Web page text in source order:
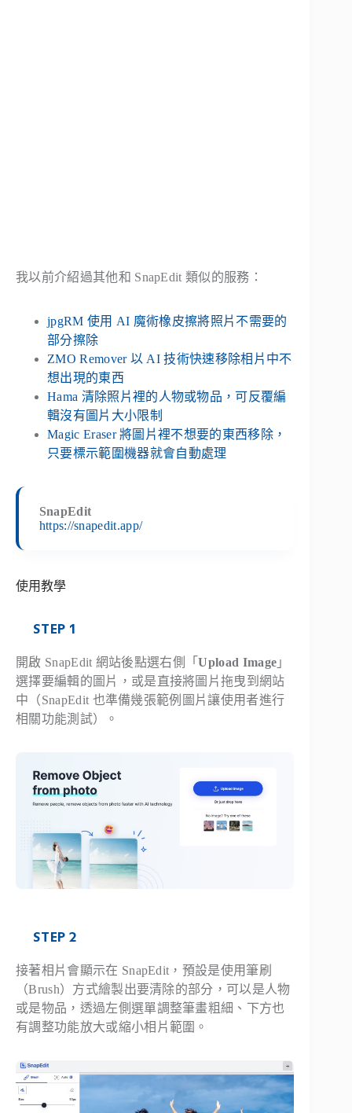
我以前介紹過其他和 SnapEdit 類似的服務：
jpgRM 使用 AI 魔術橡皮擦將照片不需要的
部分擦除
ZMO Remover 以 AI 技術快速移除相片中不
想出現的東西
Hama 清除照片裡的人物或物品，可反覆編
輯沒有圖片大小限制
Magic Eraser 將圖片裡不想要的東西移除，
只要標示範圍機器就會自動處理
SnapEdit
https://snapedit.app/
使用教學
STEP 1
開啟 SnapEdit 網站後點選右側「Upload Image 」
選擇要編輯的圖片，或是直接將圖片拖曳到網站
中（SnapEdit 也準備幾張範例圖片讓使用者進行
相關功能測試）。
STEP 2
接著相片會顯示在 SnapEdit，預設是使用筆刷
（Brush）方式繪製出要清除的部分，可以是人物
或是物品，透過左側選單調整筆畫粗細、下方也
有調整功能放大或縮小相片範圍。